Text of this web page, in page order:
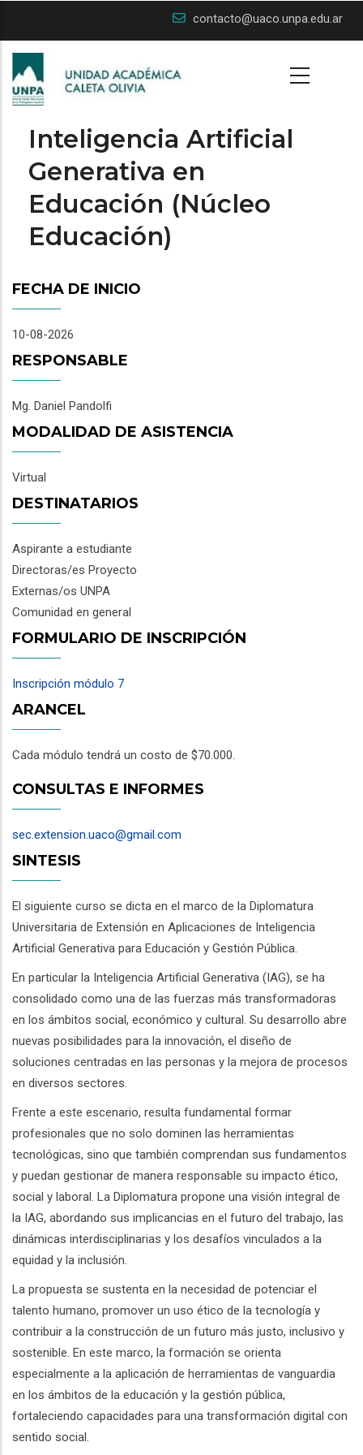
main
content
contacto@uaco.unpa.edu.ar
Inteligencia Artificial
Generativa en
Educación (Núcleo
Educación)
FECHA DE INICIO
10-08-2026
RESPONSABLE
Mg. Daniel Pandolfi
MODALIDAD DE ASISTENCIA
Virtual
DESTINATARIOS
Aspirante a estudiante
Directoras/es Proyecto
Externas/os UNPA
Comunidad en general
FORMULARIO DE INSCRIPCIÓN
Inscripción módulo 7
ARANCEL
Cada módulo tendrá un costo de $70.000.
CONSULTAS E INFORMES
sec.extension.uaco@gmail.com
SINTESIS
El siguiente curso se dicta en el marco de la Diplomatura
Universitaria de Extensión en Aplicaciones de Inteligencia
Artificial Generativa para Educación y Gestión Pública.
En particular la Inteligencia Artificial Generativa (IAG), se ha
consolidado como una de las fuerzas más transformadoras
en los ámbitos social, económico y cultural. Su desarrollo abre
nuevas posibilidades para la innovación, el diseño de
soluciones centradas en las personas y la mejora de procesos
en diversos sectores.
Frente a este escenario, resulta fundamental formar
profesionales que no solo dominen las herramientas
tecnológicas, sino que también comprendan sus fundamentos
y puedan gestionar de manera responsable su impacto ético,
social y laboral. La Diplomatura propone una visión integral de
la IAG, abordando sus implicancias en el futuro del trabajo, las
dinámicas interdisciplinarias y los desafíos vinculados a la
equidad y la inclusión.
La propuesta se sustenta en la necesidad de potenciar el
talento humano, promover un uso ético de la tecnología y
contribuir a la construcción de un futuro más justo, inclusivo y
sostenible. En este marco, la formación se orienta
especialmente a la aplicación de herramientas de vanguardia
en los ámbitos de la educación y la gestión pública,
fortaleciendo capacidades para una transformación digital con
sentido social.